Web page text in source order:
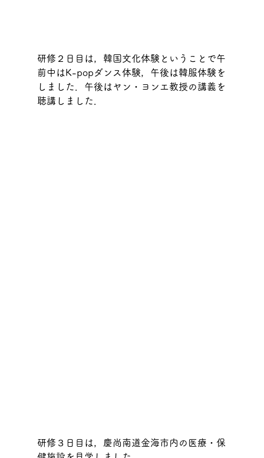
研修２日目は，韓国文化体験ということで午
前中はK-popダンス体験，午後は韓服体験を
しました．午後はヤン・ヨンエ教授の講義を
聴講しました．
研修３日目は，慶尚南道金海市内の医療・保